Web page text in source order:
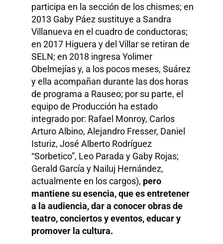
participa en la sección de los chismes; en
2013 Gaby Páez sustituye a Sandra
Villanueva en el cuadro de conductoras;
en 2017 Higuera y del Villar se retiran de
SELN; en 2018 ingresa Yolimer
Obelmejías y, a los pocos meses, Suárez
y ella acompañan durante las dos horas
de programa a Rauseo; por su parte, el
equipo de Producción ha estado
integrado por: Rafael Monroy, Carlos
Arturo Albino, Alejandro Fresser, Daniel
Isturiz, José Alberto Rodríguez
“Sorbetico”, Leo Parada y Gaby Rojas;
Gerald García y Nailuj Hernández,
actualmente en los cargos), pero
mantiene su esencia, que es entretener
a la audiencia, dar a conocer obras de
teatro, conciertos y eventos, educar y
promover la cultura.